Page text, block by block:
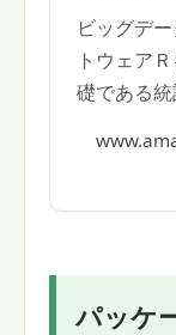
ビッグデ
トウェア
礎である
データ解
パッケ